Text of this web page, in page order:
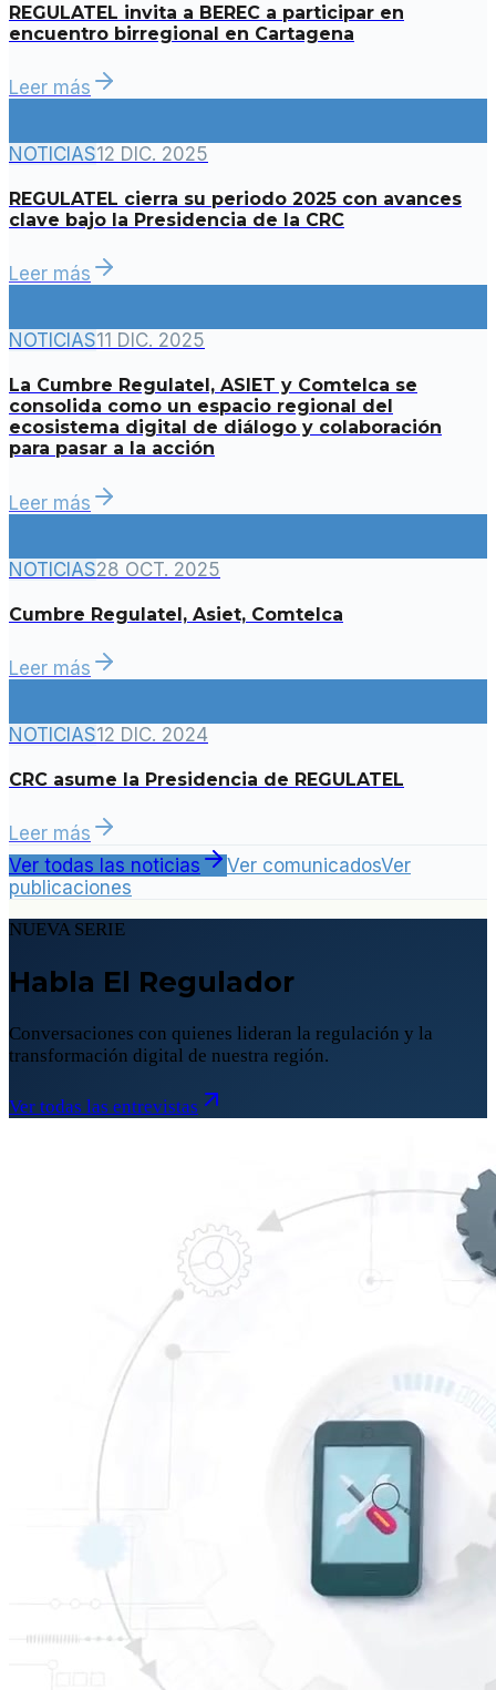
REGULATEL invita a BEREC a participar en
encuentro birregional en Cartagena
Leer más
NOTICIAS12 DIC. 2025
REGULATEL cierra su periodo 2025 con avances
clave bajo la Presidencia de la CRC
Leer más
NOTICIAS11 DIC. 2025
La Cumbre Regulatel, ASIET y Comtelca se
consolida como un espacio regional del
ecosistema digital de diálogo y colaboración
para pasar a la acción
Leer más
NOTICIAS28 OCT. 2025
Cumbre Regulatel, Asiet, Comtelca
Leer más
NOTICIAS12 DIC. 2024
CRC asume la Presidencia de REGULATEL
Leer más
Ver todas las noticias
Ver comunicadosVer
publicaciones
NUEVA SERIE
Habla El Regulador
Conversaciones con quienes lideran la regulación y la
transformación digital de nuestra región.
Ver todas las entrevistas